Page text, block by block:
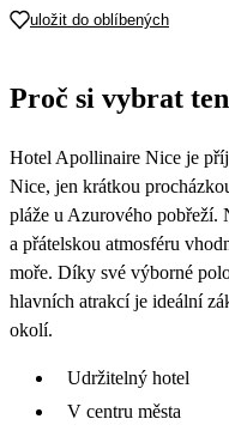
19
6 139
20
10 219
5 659 7 359 7
uložit do oblíbených
Proč si vybrat
Hotel Apollinaire Nice je
Nice, jen krátkou
pláže u Azurového
a přátelskou atmosféru
moře. Díky své výborné
hlavních atrakcí je ideální
okolí.
Udržitelný hotel
V centru města